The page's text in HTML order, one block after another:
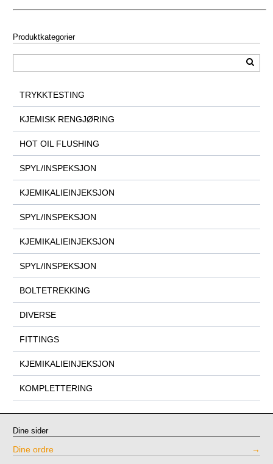
Produktkategorier
TRYKKTESTING
KJEMISK RENGJØRING
HOT OIL FLUSHING
SPYL/INSPEKSJON
KJEMIKALIEINJEKSJON
SPYL/INSPEKSJON
KJEMIKALIEINJEKSJON
SPYL/INSPEKSJON
BOLTETREKKING
DIVERSE
FITTINGS
KJEMIKALIEINJEKSJON
KOMPLETTERING
Dine sider
Dine ordre